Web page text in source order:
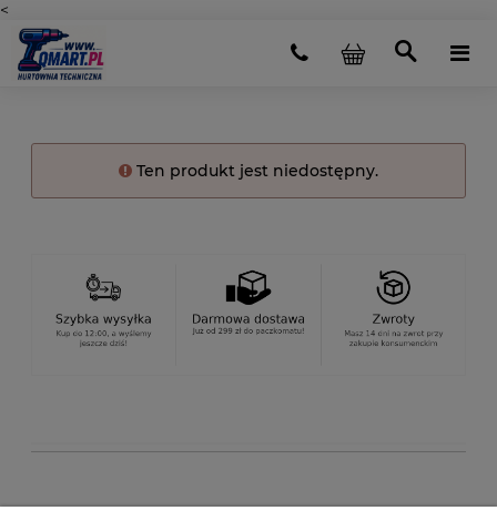
<
Ten produkt jest niedostępny.